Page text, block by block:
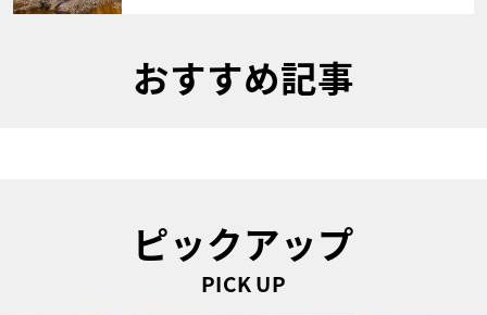
おすすめ記事
ピックアップ
PICK UP